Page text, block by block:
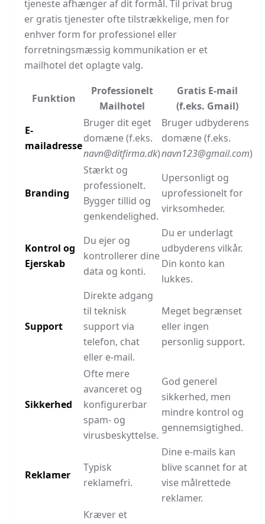
tjeneste afhænger af dit formål. Til privat brug
er gratis tjenester ofte tilstrækkelige, men for
enhver form for professionel eller
forretningsmæssig kommunikation er et
mailhotel det oplagte valg.
Funktion
Professionelt
Mailhotel
Gratis E-mail
(f.eks. Gmail)
E-
mailadresse
Bruger dit eget
domæne (f.eks.
navn@ditfirma.dk)
Bruger udbyderens
domæne (f.eks.
navn123@gmail.com)
Branding
Stærkt og
professionelt.
Bygger tillid og
genkendelighed.
Upersonligt og
uprofessionelt for
virksomheder.
Kontrol og
Ejerskab
Du ejer og
kontrollerer dine
data og konti.
Du er underlagt
udbyderens vilkår.
Din konto kan
lukkes.
Support
Direkte adgang
til teknisk
support via
telefon, chat
eller e-mail.
Meget begrænset
eller ingen
personlig support.
Sikkerhed
Ofte mere
avanceret og
konfigurerbar
spam- og
virusbeskyttelse.
God generel
sikkerhed, men
mindre kontrol og
gennemsigtighed.
Reklamer
Typisk
reklamefri.
Dine e-mails kan
blive scannet for at
vise målrettede
reklamer.
Kræver et